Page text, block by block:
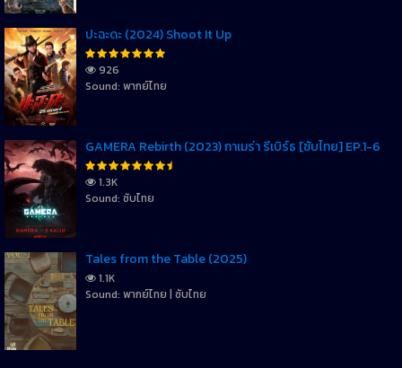
ปะฉะดะ (2024) Shoot It Up
926
Sound: พากย์ไทย
GAMERA Rebirth (2023) กาเมร่า รีเบิร์ธ [ซับไทย] EP.1-6
1.3K
Sound: ซับไทย
Tales from the Table (2025)
1.1K
Sound: พากย์ไทย | ซับไทย